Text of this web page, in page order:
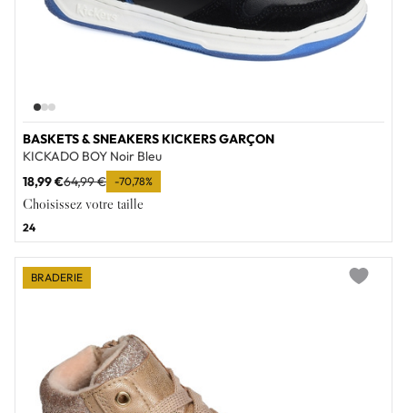
BASKETS & SNEAKERS KICKERS GARÇON
KICKADO BOY Noir Bleu
18,99 €64,99 € -70,78%
Choisissez votre taille
24
BRADERIE